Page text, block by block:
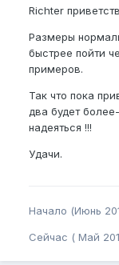
Richter
Размеры
быстрее пойти
примеров.
Так что пока
два будет
надеяться !!!
Удачи.
Начало (Июнь
Сейчас ( Май